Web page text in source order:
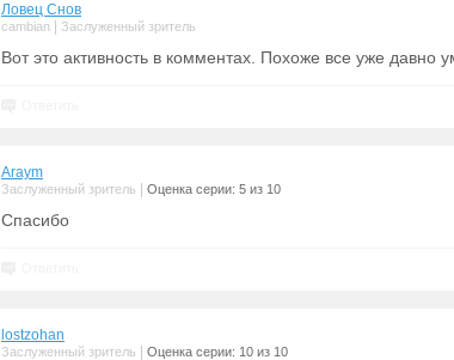
Ловец Снов
cambian Заслуженный зритель
Вот это активность в комментах. Похоже все уже давно
Araym
Заслуженный зритель Оценка серии: 5 из 10
Спасибо
lostzohan
Заслуженный зритель Оценка серии: 10 из 10